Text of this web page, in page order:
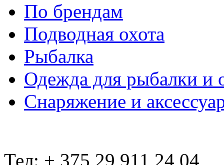
По брендам
Подводная охота
Рыбалка
Одежда для рыбалки и
Снаряжение и
Тел: + 375 29 911 24 04